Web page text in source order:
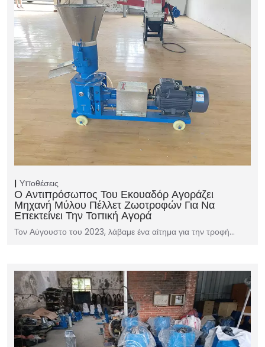
Υποθέσεις
Ο Αντιπρόσωπος Του Εκουαδόρ Αγοράζει
Μηχανή Μύλου Πέλλετ Ζωοτροφών Για Να
Επεκτείνει Την Τοπική Αγορά
Τον Αύγουστο του 2023, λάβαμε ένα αίτημα για την τροφή…